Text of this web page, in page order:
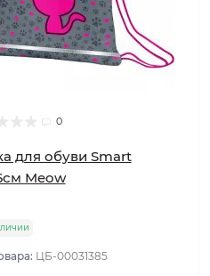
0
для обуви Smart
Meow
ЦБ-00031385